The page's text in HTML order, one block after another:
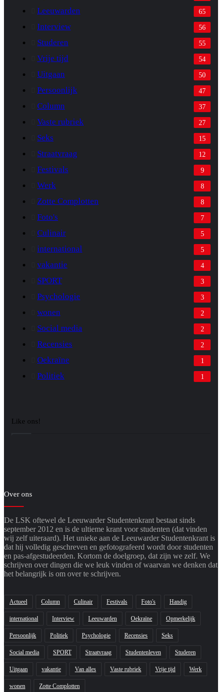
Leeuwarden 65
Interview 56
Studeren 55
Vrije tijd 54
Uitgaan 50
Persoonlijk 47
Column 37
Vaste rubriek 27
Seks 15
Straatvraag 12
Festivals 9
Werk 8
Zotte Complotten 8
Foto's 7
Culinair 5
international 5
vakantie 4
SPORT 3
Psychologie 3
wonen 2
Social media 2
Recensies 2
Oekraïne 1
Politiek 1
Like ons!
Over ons
De LSK oftewel de Leeuwarder Studentenkrant bestaat sinds
september 2012 en is de ultieme krant voor studenten (dat vinden
wij zelf uiteraard). Het unieke aan de Leeuwarder Studentenkrant is
dat hij volledig geschreven en gefotografeerd wordt door studenten
en pas-afgestudeerden. Kortom de doelgroep, dat zijn we zelf. We
schrijven over dingen die we leuk vinden of waarvan we denken dat
het belangrijk is om over te schrijven.
Actueel Column Culinair Festivals Foto's Handig
international Interview Leeuwarden Oekraïne Opmerkelijk
Persoonlijk Politiek Psychologie Recensies Seks
Social media SPORT Straatvraag Studentenleven Studeren
Uitgaan vakantie Van alles Vaste rubriek Vrije tijd Werk
wonen Zotte Complotten